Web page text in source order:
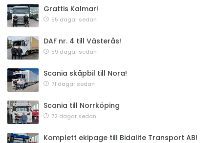
Grattis Kalmar!
55 dagar sedan
DAF nr. 4 till Västerås!
59 dagar sedan
Scania skåpbil till Nora!
71 dagar sedan
Scania till Norrköping
72 dagar sedan
Komplett ekipage till Bidalite Transport AB!